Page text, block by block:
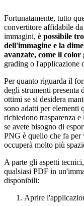
Fortunatamente, tutto
convertitore affidabile
immagini, è possibile
dell'immagine e la
avanzate, come il
grading o l'applicazione
Per quanto riguarda il
degli strumenti presenta
ottimi se si desidera
sono adatti per elementi
richiedono trasparenza
se avete bisogno di
PNG è quello che fa per
occuperà molto più
A parte gli aspetti
qualsiasi PDF in
disponibili:
Aprire